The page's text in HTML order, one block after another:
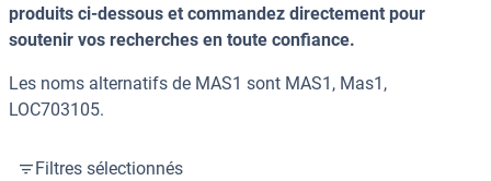
produits ci-dessous et commandez directement pour
soutenir vos recherches en toute confiance.
Les noms alternatifs de MAS1 sont MAS1, Mas1,
LOC703105.
Filtres sélectionnés